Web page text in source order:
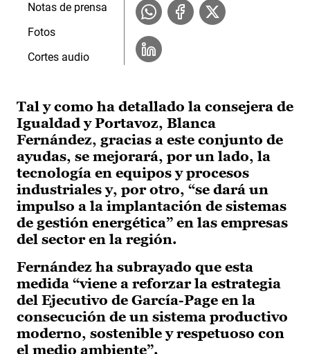
Tal y como ha detallado la consejera de
Igualdad y Portavoz, Blanca
Fernández, gracias a este conjunto de
ayudas, se mejorará, por un lado, la
tecnología en equipos y procesos
industriales y, por otro, “se dará un
impulso a la implantación de sistemas
de gestión energética” en las empresas
del sector en la región.
Fernández ha subrayado que esta
medida “viene a reforzar la estrategia
del Ejecutivo de García-Page en la
consecución de un sistema productivo
moderno, sostenible y respetuoso con
el medio ambiente”.
Notas de prensa
Fotos
Cortes audio